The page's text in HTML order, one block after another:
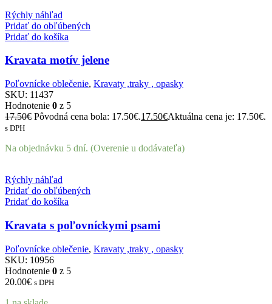
Rýchly náhľad
Pridať do obľúbených
Pridať do košíka
Kravata motív jelene
Poľovnícke oblečenie, Kravaty ,traky , opasky
SKU: 11437
Hodnotenie 0 z 5
17.50€ Pôvodná cena bola: 17.50€.17.50€Aktuálna cena je: 17.50€.
s DPH
Na objednávku 5 dní. (Overenie u dodávateľa)
Rýchly náhľad
Pridať do obľúbených
Pridať do košíka
Kravata s poľovníckymi psami
Poľovnícke oblečenie, Kravaty ,traky , opasky
SKU: 10956
Hodnotenie 0 z 5
20.00€ s DPH